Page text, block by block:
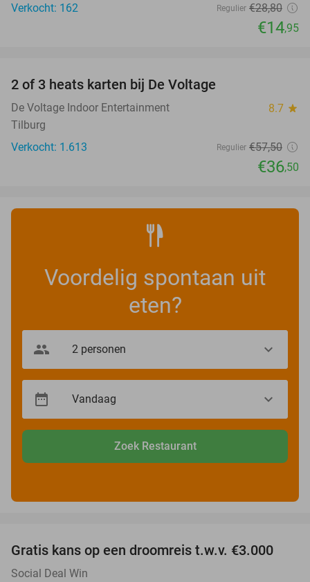
Verkocht: 162
Regulier €28,80
€14,95
2 of 3 heats karten bij De Voltage
De Voltage Indoor Entertainment 8.7 star
Tilburg
Verkocht: 1.613
Regulier €57,50
€36,50
Voordelig spontaan uit
eten?
Zoek Restaurant
Gratis kans op een droomreis t.w.v. €3.000
Social Deal Win